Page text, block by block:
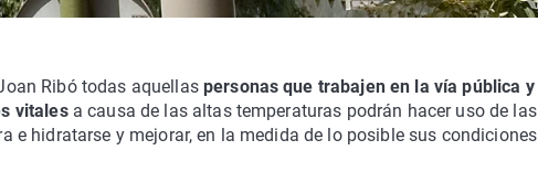
Ribó todas aquellaspersonas que trabajen en la vía pública y
vitales a causa de las altas temperaturas podrán hacer uso de las
e hidratarse y mejorar, en la medida de lo posible sus condiciones